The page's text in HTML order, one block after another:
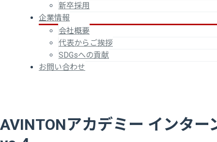
新卒採用
企業情報
会社概要
代表からご挨拶
SDGsへの貢献
お問い合わせ
AVINTONアカデミー イン